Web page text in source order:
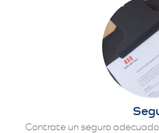
Contrate un seguro